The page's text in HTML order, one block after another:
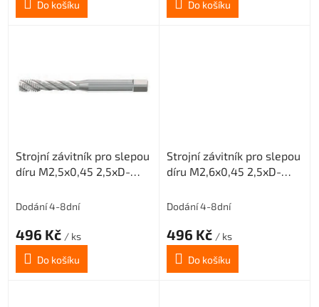
Do košíku Do košíku
Strojní závitník pro slepou
díru M2,5x0,45 2,5xD-
Dodání 4-8dní
496 Kč / ks
Do košíku
Strojní závitník pro slepou
díru M2,6x0,45 2,5xD-
Dodání 4-8dní
496 Kč / ks
Do košíku